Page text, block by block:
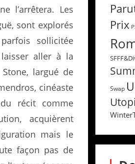
l’arrêtera. Les
sont explorés
sollicitée
aller à la
largué de
cinéaste
récit comme
acquièrent
mais le
façon pas de
Prix
Swap